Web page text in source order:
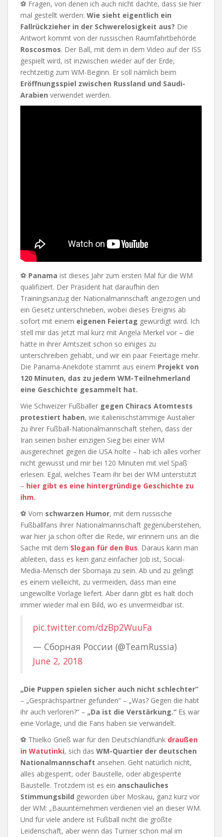
⚽ Fragen, von denen ich auch nicht dachte, dass sie hier
mal gestellt werden: Wie sieht eigentlich ein
Fallrückzieher in der Schwerelosigkeit aus? Die
Antwort kommt von der russischen Raumfahrtbehörde
Roscosmos. Der Ball, mit dem in dem Video auf der ISS
gespielt wird, ist inzwischen wieder auf der Erde,
rechtzeitig zum WM-Beginn. Er soll nämlich beim
Eröffnungsspiel zwischen Russland und Saudi-
Arabien verwendet werden.
⚽ Panama ist dieses Jahr zum ersten Mal für die WM
qualifiziert. Der Präsident hat daraufhin den
Trainingsanzug der Nationalmannschaft angezogen und
ein Gesetz unterschrieben, wobei dieses Ereignis ab
sofort mit einem eigenen Feiertag gewürdigt wird. Ich
stell mir das jetzt mal kurz mit Angela Merkel vor – die
hätte in ihrer Amtszeit schon so einiges zu
unterschreiben gehabt, und wir ein paar Feiertage mehr.
Die Panama-Anekdote stammt aus einem Projekt von
120 Minuten, das zu jedem WM-Teilnehmerland
eine Geschichte gesammelt hat.
Wie Schweizer Fußballer gegen Chiracs Atomtests
protestiert haben, wie italienischstämmige Austalier
zu ihrer Fußball-Nationalmannschaft stehen, dass der
Iran seinen bisher einzigen Sieg bei einer WM
ausgerechnet gegen die USA holte – hab ich alles vorher
nicht gewusst und mir bei 120 Minuten mit viel Spaß
erlesen. Egal, welches Team ihr bei der WM unterstützt
– hier gibt es eine hintergründige Geschichte zu
ihm.
⚽ Vom schwarzen Humor, mit dem russische
Fußballfans ihrer Nationalmannschaft gegenüberstehen,
war hier ja schon öfter die Rede, wir erinnern uns an die
Sache mit dem Slogan für den Bus. Daraus kann man
ableiten, dass es kein ganz einfacher Job ist, Social-
Media-Mensch der Sbornaja zu sein. Ab und zu gelingt
es einem vielleicht, zu vermeiden, dass man eine
ungewollte Vorlage liefert. Aber dann gibt es halt doch
immer wieder mal ein Bild, wo es unvermeidbar ist.
pic.twitter.com/dzBp2WuuFa
— Сборная России (@TeamRussia)
June 2, 2018
„Die Puppen spielen sicher auch nicht schlechter“
– „Gesprächspartner gefunden“ – „Was? Gegen die habt
ihr auch verloren?“ – „Da ist die Verstärkung.“ Es war
eine Vorlage, und die Fans haben sie verwandelt.
⚽ Thielko Grieß war für den Deutschlandfunk draußen
in Watutinki, sich das WM-Quartier der deutschen
Nationalmannschaft ansehen. Geht natürlich nicht,
alles abgesperrt, oder Baustelle, oder abgesperrte
Baustelle. Trotzdem ist es ein anschauliches
Stimmungsbild geworden über Moskau, ganz kurz vor
der WM: „Bauunternehmen verdienen viel an dieser WM.
Und für viele andere ist Fußball nicht die größte
Leidenschaft, aber wenn das Turnier schon mal im